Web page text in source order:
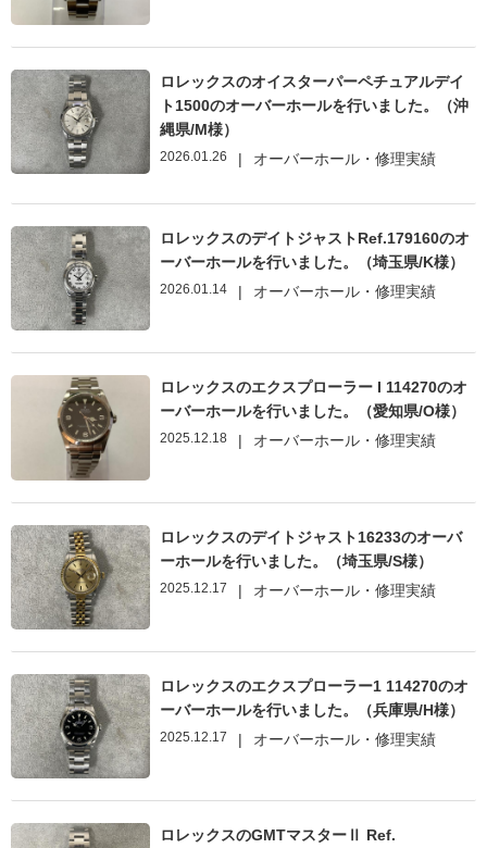
ロレックスのオイスターパーペチュアルデイ
ト1500のオーバーホールを行いました。（沖
縄県/M様）
2026.01.26 | オーバーホール・修理実績
ロレックスのデイトジャストRef.179160のオ
ーバーホールを行いました。（埼玉県/K様）
2026.01.14 | オーバーホール・修理実績
ロレックスのエクスプローラー I 114270のオ
ーバーホールを行いました。（愛知県/O様）
2025.12.18 | オーバーホール・修理実績
ロレックスのデイトジャスト16233のオーバ
ーホールを行いました。（埼玉県/S様）
2025.12.17 | オーバーホール・修理実績
ロレックスのエクスプローラー1 114270のオ
ーバーホールを行いました。（兵庫県/H様）
2025.12.17 | オーバーホール・修理実績
ロレックスのGMTマスターⅡ Ref.